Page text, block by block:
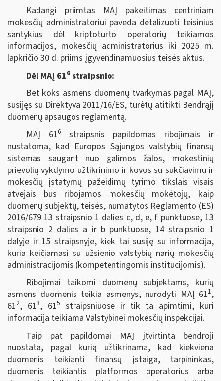
Kadangi priimtas MAĮ pakeitimas centriniam
mokesčių administratoriui paveda detalizuoti teisinius
santykius dėl kriptoturto operatorių teikiamos
informacijos, mokesčių administratorius iki 2025 m.
lapkričio 30 d. priims įgyvendinamuosius teisės aktus.
Dėl MAĮ 616straipsnio:
Bet koks asmens duomenų tvarkymas pagal MAĮ,
susijęs su Direktyva 2011/16/ES, turėtų atitikti Bendrąjį
duomenų apsaugos reglamentą.
MAĮ 616
straipsnis papildomas ribojimais ir
nustatoma, kad Europos Sąjungos valstybių finansų
sistemas saugant nuo galimos žalos, mokestinių
prievolių vykdymo užtikrinimo ir kovos su sukčiavimu ir
mokesčių įstatymų pažeidimų tyrimo tikslais visais
atvejais bus ribojamos mokesčių mokėtojų, kaip
duomenų subjektų, teisės, numatytos Reglamento (ES)
2016/679 13 straipsnio 1 dalies c, d, e, f punktuose, 13
straipsnio 2 dalies a ir b punktuose, 14 straipsnio 1
dalyje ir 15 straipsnyje, kiek tai susiję su informacija,
kuria keičiamasi su užsienio valstybių narių mokesčių
administracijomis (kompetentingomis institucijomis).
Ribojimai taikomi duomenų subjektams, kurių
asmens duomenis teikia asmenys, nurodyti MAĮ 611,
612, 613, 615
straipsniuose ir tik ta apimtimi, kuri
informacija teikiama Valstybinei mokesčių inspekcijai.
Taip pat papildomai MAĮ įtvirtinta bendroji
nuostata, pagal kurią užtikrinama, kad kiekviena
duomenis teikianti finansų įstaiga, tarpininkas,
duomenis teikiantis platformos operatorius arba